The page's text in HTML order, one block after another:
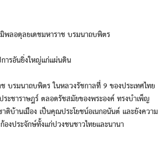
พลอดุลยเดชมหาราช บรมนาถบพิตร
ารอันยิ่งใหญ่แก่แผ่นดิน
บรมนาถบพิตร ในหลวงรัชกาลที่ 9 ของประเทศไทย
ะชาราษฎร์ ตลอดรัชสมัยของพระองค์ ทรงบำเพ็ญ
บ้านเมือง เป็นคุณประโยชน์อเนกอนันต์ และยังความ
งประจักษ์ทั้งแก่ปวงชนชาวไทยและนานา